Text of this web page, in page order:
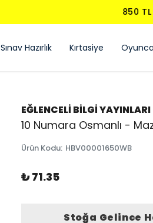
Sınav Hazırlık Kırtasiye
EĞLENCELİ BİLGİ YAYINLARI
10 Numara Osmanlı -
Ürün Kodu: HBV00001650WB
₺ 71.35
Stoğa Gelince